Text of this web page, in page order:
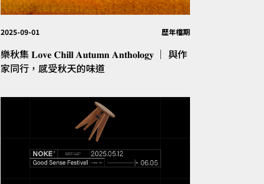
2025-09-01 歷年檔期
樂秋集 𝐋𝐨𝐯𝐞 𝐂𝐡𝐢𝐥𝐥 𝐀𝐮𝐭𝐮𝐦𝐧 𝐀𝐧𝐭𝐡𝐨𝐥𝐨𝐠𝐲 │ 與作
家同行，感受秋天的味道